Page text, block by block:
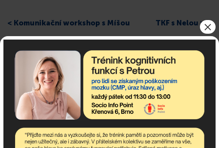
< Komunikační workshop s Míšou TKF s Nelou >
Odebírejte newsletter!
newsletter obsahuje nejaktuálnější nadcházející akce
komunitního centra a dění v asociaci.
×